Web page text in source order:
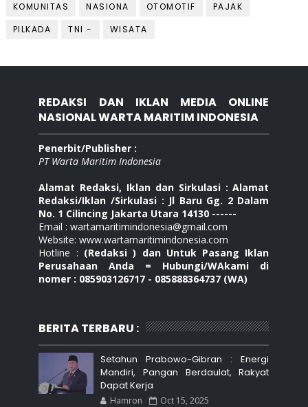
KOMUNITAS
NASIONA OTOMOTIF
PAJAK
PILKADA
TNI - WISATA
REDAKSI DAN IKLAN MEDIA ONLINE
NASIONAL WARTA MARITIM INDONESIA
Penerbit/Publisher :
PT Warta Maritim Indonesia
Alamat Redaksi, Iklan dan Sirkulasi : Alamat
Redaksi/Iklan /Sirkulasi : Jl Baru Gg. 2 Dalam
No. 1 Cilincing Jakarta Utara 14130 ------
Email : wartamaritimindonesia@gmail.com
Website: www.wartamaritimindonesia.com
Hotline : (Redaksi ) dan Untuk Pasang Iklan
Perusahaan Anda = Hubungi/WAkami di
nomer : 085903126717 - 085888364737 (WA)
BERITA TERBARU :
Setahun Prabowo-Gibran : Energi
Mandiri, Pangan Berdaulat, Rakyat
Dapat Kerja
Hamron Oct 15, 2025